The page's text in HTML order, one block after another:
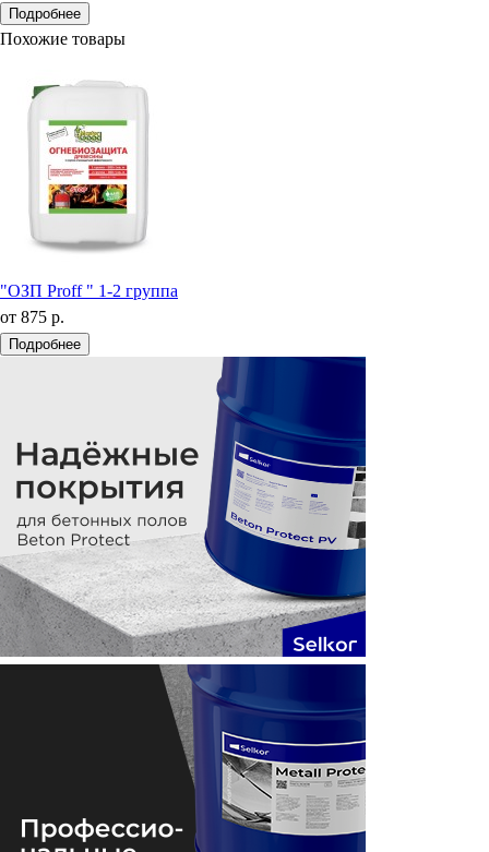
Подробнее
Похожие товары
"ОЗП Proff " 1-2 группа
от 875 р.
Подробнее